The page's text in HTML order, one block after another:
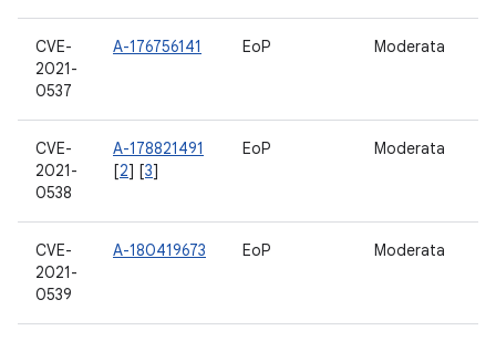
CVE-
2021-
0537
A-176756141 EoP Moderata
CVE-
2021-
0538
A-178821491
[2] [3]
EoP Moderata
CVE-
2021-
0539
A-180419673 EoP Moderata